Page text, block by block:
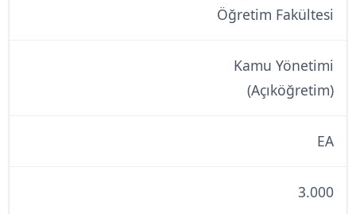
Öğretim Fakültesi
Kamu Yönetimi
(Açıköğretim)
EA
3.000